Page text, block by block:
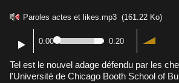
Paroles actes et likes.mp3 (161.22 Ko)
0:00 0:20
Tel est le nouvel adage défendu par les chercheurs de
l'Université de Chicago Booth School of